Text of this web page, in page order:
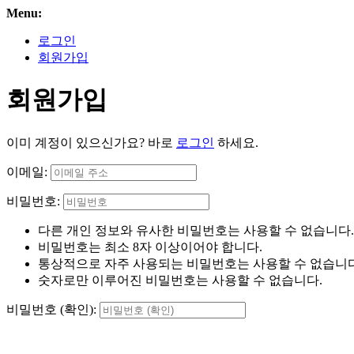
Menu:
로그인
회원가입
회원가입
이미 계정이 있으신가요? 바로 로그인 하세요.
이메일:
비밀번호:
다른 개인 정보와 유사한 비밀번호는 사용할 수 없습니다.
비밀번호는 최소 8자 이상이어야 합니다.
통상적으로 자주 사용되는 비밀번호는 사용할 수 없습니
숫자로만 이루어진 비밀번호는 사용할 수 없습니다.
비밀번호 (확인):